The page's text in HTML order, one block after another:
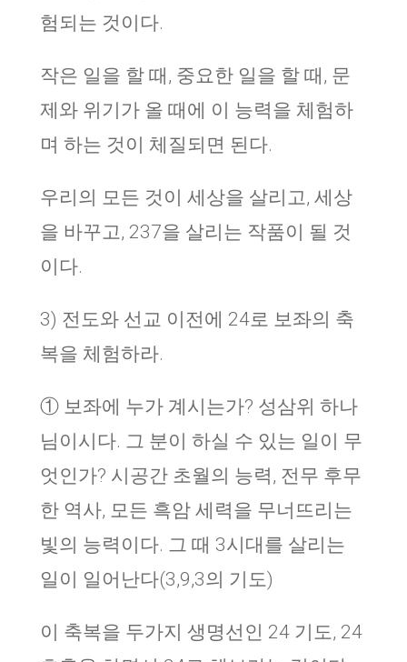
험되는 것이다.
작은 일을 할 때, 중요한 일을 할 때, 문
제와 위기가 올 때에 이 능력을 체험하
며 하는 것이 체질되면 된다.
우리의 모든 것이 세상을 살리고, 세상
을 바꾸고, 237을 살리는 작품이 될 것
이다.
3) 전도와 선교 이전에 24로 보좌의 축
복을 체험하라.
① 보좌에 누가 계시는가? 성삼위 하나
님이시다. 그 분이 하실 수 있는 일이 무
엇인가? 시공간 초월의 능력, 전무 후무
한 역사, 모든 흑암 세력을 무너뜨리는
빛의 능력이다. 그 때 3시대를 살리는
일이 일어난다(3,9,3의 기도)
이 축복을 두가지 생명선인 24 기도, 24